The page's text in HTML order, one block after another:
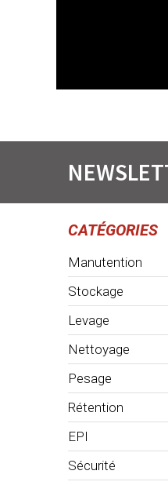
CATÉGORIES
Manutention
Stockage
Levage
Nettoyage
Pesage
Rétention
EPI
Sécurité